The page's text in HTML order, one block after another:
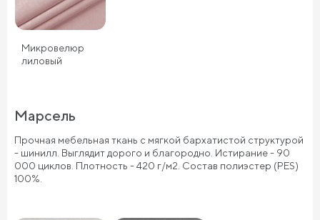
Микровелюр
лиловый
Марсель
Прочная мебельная ткань с мягкой бархатистой структурой
- шинилл. Выглядит дорого и благородно. Истирание - 90
000 циклов. Плотность - 420 г/м2. Состав полиэстер (PES)
100%.